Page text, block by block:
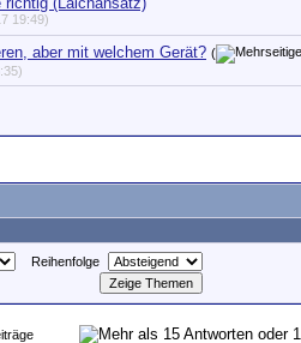
19:49)
aber mit welchem Gerät? (
Reihenfolge